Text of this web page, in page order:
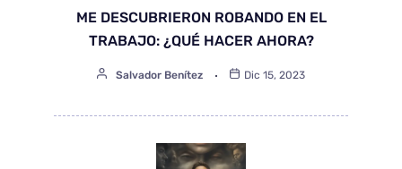
ME DESCUBRIERON ROBANDO EN EL
TRABAJO: ¿QUÉ HACER AHORA?
Salvador Benítez Dic 15, 2023